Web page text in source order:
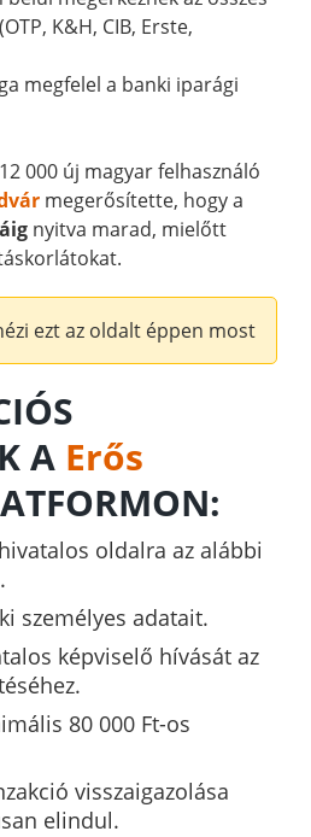
K&H, CIB, Erste,
megfelel a banki iparági
000 új magyar felhasználó
megerősítette, hogy a
nyitva marad, mielőtt
ezt az oldalt éppen most
A Erős
oldalra az alábbi
személyes adatait.
képviselő hívását az
80 000 Ft-os
visszaigazolása
elindul.